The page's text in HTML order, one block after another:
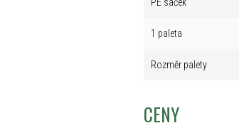
1 paleta
Rozměr palety
CENY